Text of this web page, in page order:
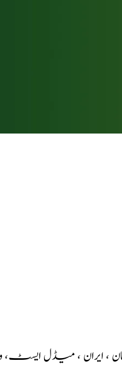
ایران ، میڈل ایسٹ،